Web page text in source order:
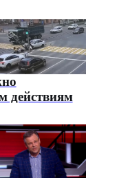
действиям